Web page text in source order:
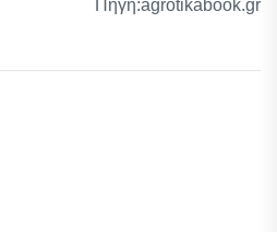
Πηγή:agrotikabook.gr